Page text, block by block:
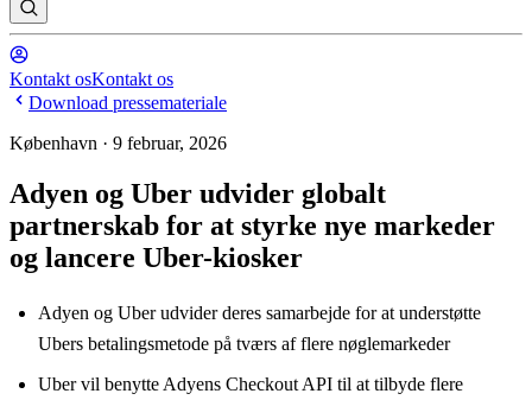
Kontakt osKontakt os
Download pressemateriale
København · 9 februar, 2026
Adyen og Uber udvider globalt
partnerskab for at styrke nye markeder
og lancere Uber-kiosker
Adyen og Uber udvider deres samarbejde for at understøtte
Ubers betalingsmetode på tværs af flere nøglemarkeder
Uber vil benytte Adyens Checkout API til at tilbyde flere